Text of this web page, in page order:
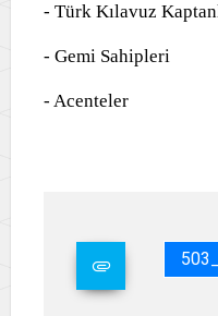
- Türk Kılavuz
- Gemi Sahipleri
-